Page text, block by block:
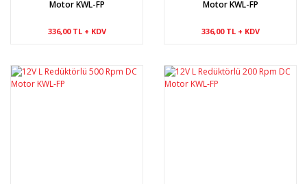
Motor KWL-FP
336,00 TL + KDV
Motor KWL-FP
336,00 TL + KDV